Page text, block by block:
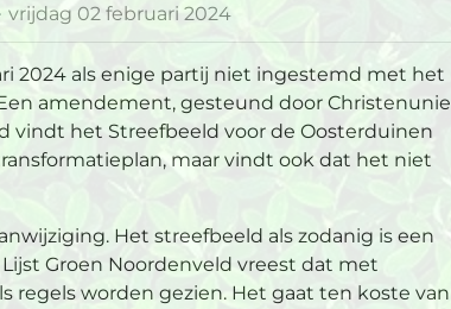
vrijdag 02 februari 2024
2024 als enige partij niet ingestemd met het
amendement, gesteund door Christenunie
vindt het Streefbeeld voor de Oosterduinen
maar vindt ook dat het niet
Het streefbeeld als zodanig is een
Groen Noordenveld vreest dat met
regels worden gezien. Het gaat ten koste van